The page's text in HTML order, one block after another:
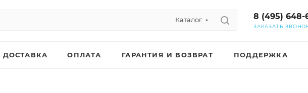
Каталог 8 (495) 648-
ЗАКАЗАТЬ
ДОСТАВКА ОПЛАТА ГАРАНТИЯ И ВОЗВРАТ ПОДДЕРЖКА